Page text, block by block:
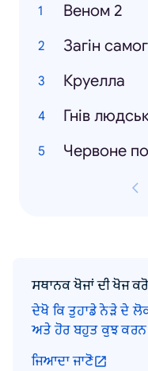
Веном 2
Загін
Круелла
Гнів
Червоне
ਸਥਾਨਕ ਖੋਜਾਂ ਦੀ ਖੋਜ ਕਰੋ
ਦੇਖੋ ਕਿ ਤੁਹਾਡੇ ਨੇੜੇ ਦੇ
ਅਤੇ ਹੋਰ ਬਹੁਤ ਕੁਝ ਕਰਨ
ਜਿਆਦਾ ਜਾਣੋ